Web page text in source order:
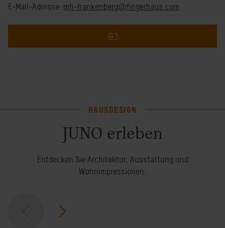
E-Mail-Adresse: mh-frankenberg@fingerhaus.com
HAUSDESIGN
JUNO erleben
Entdecken Sie Architektur, Ausstattung und
Wohnimpressionen.